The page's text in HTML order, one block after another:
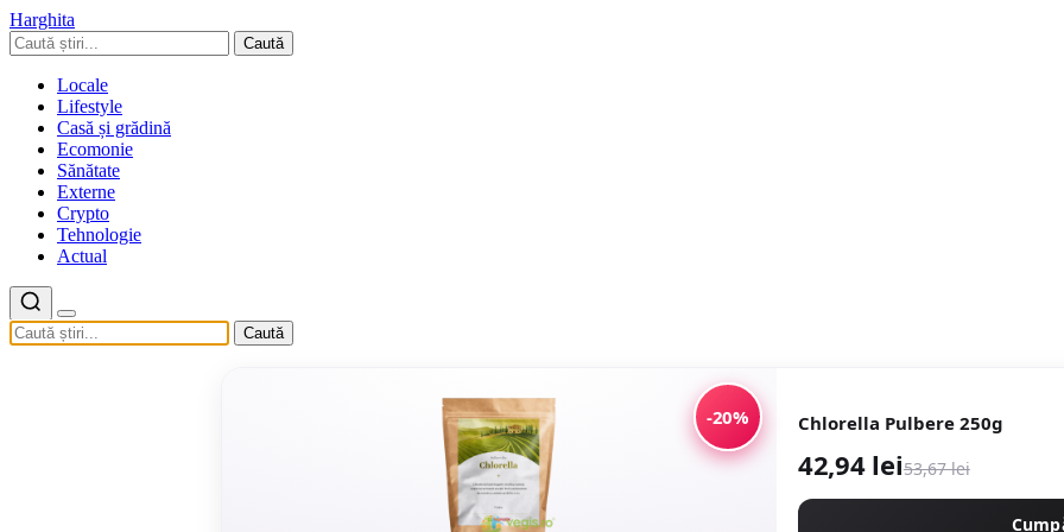
Harghita
Caută
Locale
Lifestyle
Casă și grădină
Ecomonie
Sănătate
Externe
Crypto
Tehnologie
Actual
Caută
-20% Chlorella Pulbere 250g
42,94 lei53,67 lei